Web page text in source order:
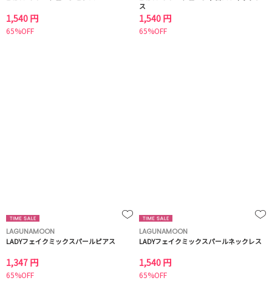
1,540 円
65%OFF
ス
1,540 円
65%OFF
LAGUNAMOON
LADYフェイクミックスパールピアス
1,347 円
65%OFF
LAGUNAMOON
LADYフェイクミックスパールネックレス
1,540 円
65%OFF